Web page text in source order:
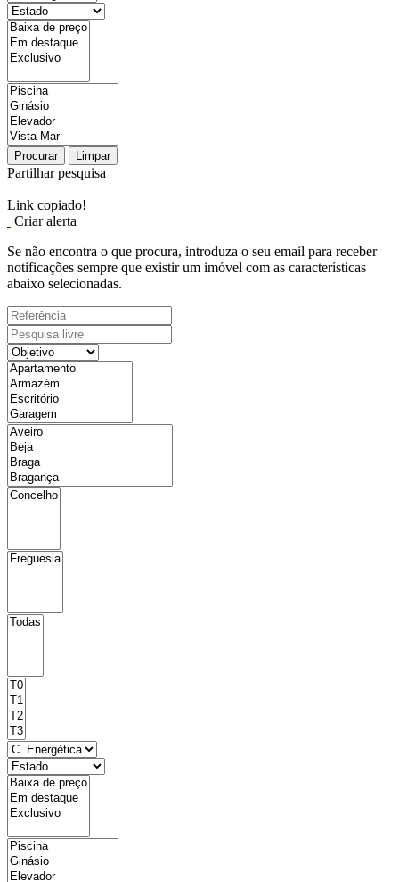
Procurar Limpar
Partilhar pesquisa
Link copiado!
Criar alerta
Se não encontra o que procura, introduza o seu email para receber
notificações sempre que existir um imóvel com as características
abaixo selecionadas.